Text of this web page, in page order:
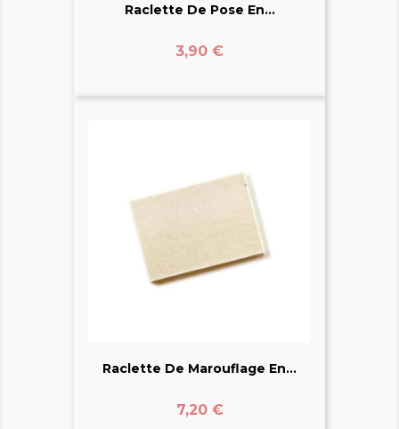
Raclette De Pose En...
Prix
3,90 €
Raclette De Marouflage En...
Prix
7,20 €